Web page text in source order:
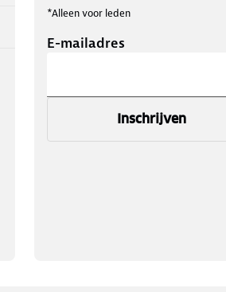
*Alleen voor leden
E-mailadres
Inschrijven